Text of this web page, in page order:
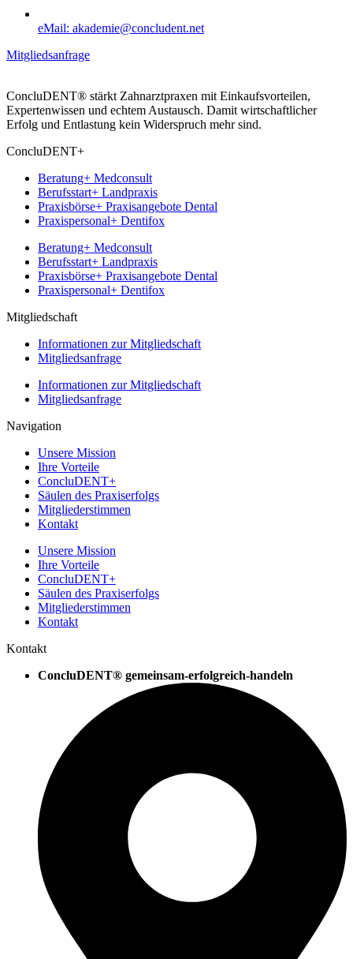
eMail: akademie@concludent.net
Mitgliedsanfrage
ConcluDENT® stärkt Zahnarzt­praxen mit Einkaufs­vorteilen,
Experten­wissen und echtem Austausch. Damit wirtschaft­licher
Erfolg und Entlastung kein Widerspruch mehr sind.
ConcluDENT+
Beratung+ Medconsult
Berufsstart+ Landpraxis
Praxisbörse+ Praxisangebote Dental
Praxispersonal+ Dentifox
Beratung+ Medconsult
Berufsstart+ Landpraxis
Praxisbörse+ Praxisangebote Dental
Praxispersonal+ Dentifox
Mitgliedschaft
Informationen zur Mitgliedschaft
Mitgliedsanfrage
Informationen zur Mitgliedschaft
Mitgliedsanfrage
Navigation
Unsere Mission
Ihre Vorteile
ConcluDENT+
Säulen des Praxiserfolgs
Mitgliederstimmen
Kontakt
Unsere Mission
Ihre Vorteile
ConcluDENT+
Säulen des Praxiserfolgs
Mitgliederstimmen
Kontakt
Kontakt
ConcluDENT® gemeinsam-erfolgreich-handeln